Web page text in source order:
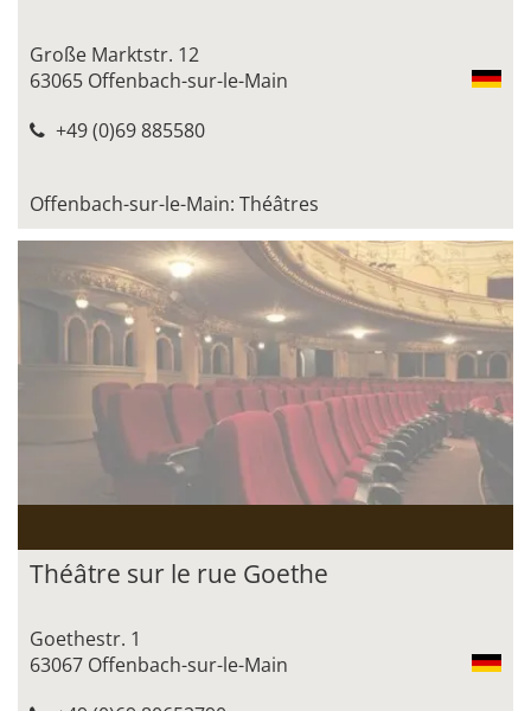
Große Marktstr. 12
63065 Offenbach-sur-le-Main
+49 (0)69 885580
Offenbach-sur-le-Main: Théâtres
Théâtre sur le rue Goethe
Goethestr. 1
63067 Offenbach-sur-le-Main